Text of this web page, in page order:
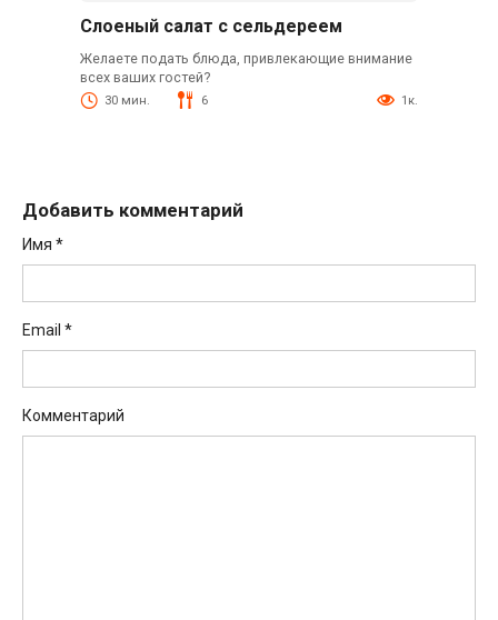
Слоеный салат с сельдереем
Желаете подать блюда, привлекающие внимание
всех ваших гостей?
30 мин. 6 1к.
Добавить комментарий
Имя *
Email *
Комментарий